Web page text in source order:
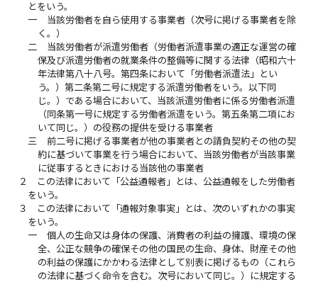
とをいう。
一
当該労働者を自ら使用する事業者（次号に掲げる事業者を除
く。）
二
当該労働者が派遣労働者（労働者派遣事業の適正な運営の確
保及び派遣労働者の就業条件の整備等に関する法律（昭和六十
年法律第八十八号。第四条において「労働者派遣法」とい
う。）第二条第二号に規定する派遣労働者をいう。以下同
じ。）である場合において、当該派遣労働者に係る労働者派遣
（同条第一号に規定する労働者派遣をいう。第五条第二項にお
いて同じ。）の役務の提供を受ける事業者
三
前二号に掲げる事業者が他の事業者との請負契約その他の契
約に基づいて事業を行う場合において、当該労働者が当該事業
に従事するときにおける当該他の事業者
２
この法律において「公益通報者」とは、公益通報をした労働者
をいう。
３
この法律において「通報対象事実」とは、次のいずれかの事実
をいう。
一
個人の生命又は身体の保護、消費者の利益の擁護、環境の保
全、公正な競争の確保その他の国民の生命、身体、財産その他
の利益の保護にかかわる法律として別表に掲げるもの（これら
の法律に基づく命令を含む。次号において同じ。）に規定する